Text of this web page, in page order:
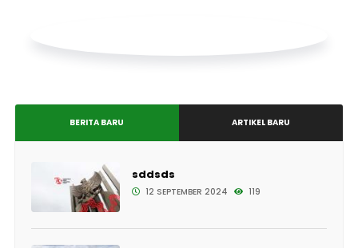
BERITA BARU ARTIKEL BARU
sddsds
12 SEPTEMBER 2024 119